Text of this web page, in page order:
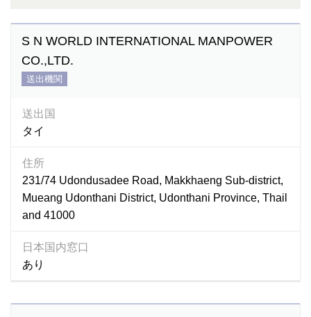
S N WORLD INTERNATIONAL MANPOWER
CO.,LTD.
送出機関
送出国
タイ
住所
231/74 Udondusadee Road, Makkhaeng Sub-district,
Mueang Udonthani District, Udonthani Province, Thail
and 41000
日本国内窓口
あり